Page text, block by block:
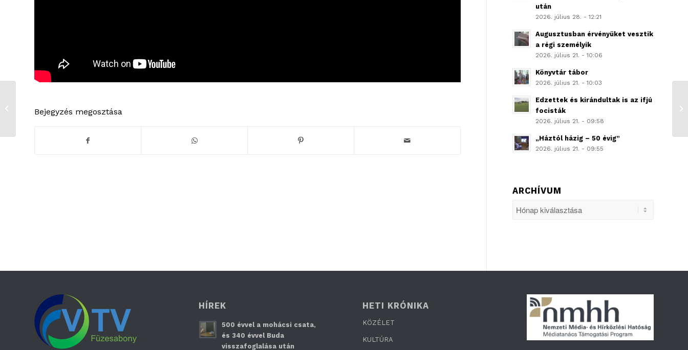
Bejegyzés megosztása
után
2026. július 28. - 12:21
Augusztusban érvényüket vesztik
a régi személyik
2026. július 21. - 10:06
Könyvtár tábor
2026. július 21. - 10:03
Edzettek és kirándultak is az ifjú
focisták
2026. július 21. - 09:58
„Háztól házig – 50 évig”
2026. július 21. - 09:55
ARCHÍVUM
HÍREK
500 évvel a mohácsi csata,
és 340 évvel Buda
visszafoglalása után
HETI KRÓNIKA
KÖZÉLET
KULTÚRA
Kerékpáros vetélkedő